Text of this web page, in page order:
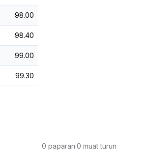
98.00
98.40
99.00
99.30
0 paparan·0 muat turun